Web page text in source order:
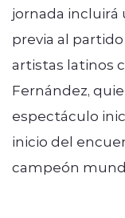
jornada incluirá
previa al
artistas latinos
Fernández,
espectáculo
inicio del
campeón